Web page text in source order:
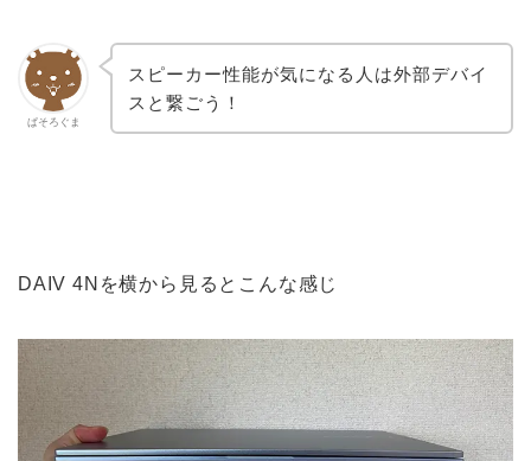
ぱそろぐま
スピーカー性能が気になる人は外部デバイ
スと繋ごう！
DAIV 4Nを横から見るとこんな感じ